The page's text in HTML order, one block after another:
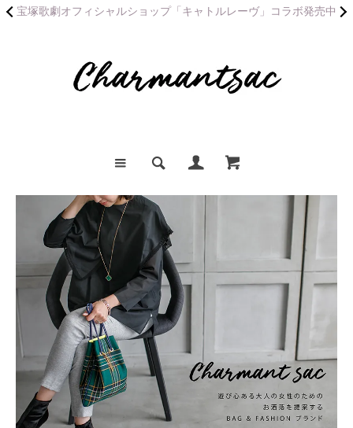
宝塚歌劇オフィシャルショップ「キャトルレーヴ」コラボ発売中